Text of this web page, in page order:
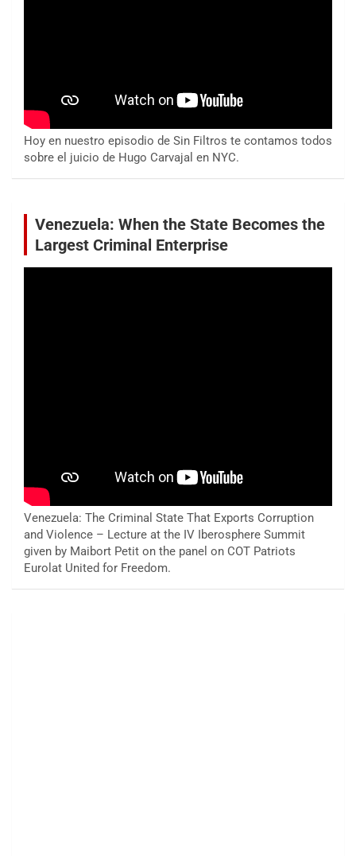
Hoy en nuestro episodio de Sin Filtros te contamos todos
sobre el juicio de Hugo Carvajal en NYC.
Venezuela: When the State Becomes the
Largest Criminal Enterprise
Venezuela: The Criminal State That Exports Corruption
and Violence – Lecture at the IV Iberosphere Summit
given by Maibort Petit on the panel on COT Patriots
Eurolat United for Freedom.